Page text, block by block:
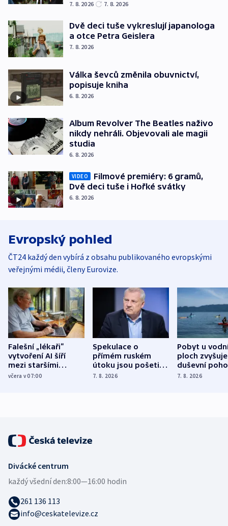
7. 8. 2026 7. 8. 2026
Dvě deci tuše vykreslují japanologa
a otce Petra Geislera
7. 8. 2026
Válka ševců změnila obuvnictví,
popisuje kniha
6. 8. 2026
Album Revolver The Beatles naživo
nikdy nehráli. Objevovali ale magii
studia
6. 8. 2026
VIDEO
Filmové premiéry: 6 gramů,
Dvě deci tuše i Hořké svátky
6. 8. 2026
Evropský pohled
ČT24 každý den vybírá z obsahu publikovaného evropskými
veřejnými médii, členy Eurovize.
Falešní „lékaři“
vytvoření AI šíří
mezi staršími
Poláky nebezpečné
včera v 07:00
Spekulace o
přímém ruském
útoku jsou pošetilé,
míní estonský
7. 8. 2026
Pobyt u
ploch zvyšuje
duševní
ukázala
7. 8. 2026
Divácké centrum
každý všední den:8:00—16:00 hodin
261 136 113
info@ceskatelevize.cz